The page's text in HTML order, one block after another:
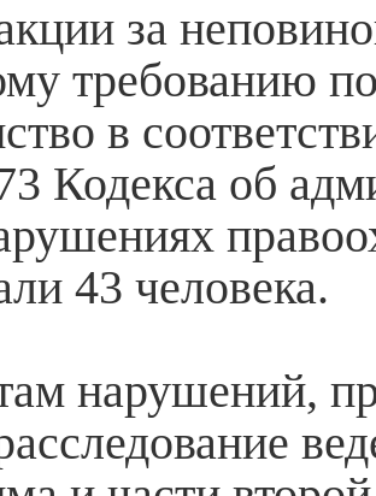
за
требованию
в
Кодекса об
43 человека.
нарушений,